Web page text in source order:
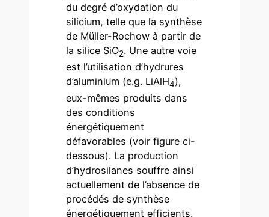
du degré d’oxydation du
silicium, telle que la synthèse
de Müller-Rochow à partir de
la silice SiO2. Une autre voie
est l’utilisation d’hydrures
d’aluminium (e.g. LiAlH4),
eux-mêmes produits dans
des conditions
énergétiquement
défavorables (voir figure ci-
dessous). La production
d’hydrosilanes souffre ainsi
actuellement de l’absence de
procédés de synthèse
énergétiquement efficients.